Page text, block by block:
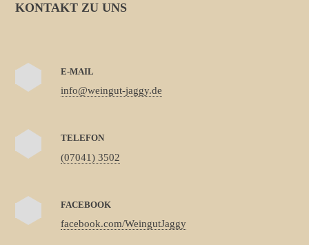
KONTAKT ZU UNS
E-MAIL
info@weingut-jaggy.de
TELEFON
(07041) 3502
FACEBOOK
facebook.com/WeingutJaggy